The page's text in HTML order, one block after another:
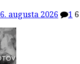
6. augusta 2026 1